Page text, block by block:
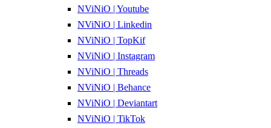
NViNiO | Youtube
NViNiO | Linkedin
NViNiO | TopKif
NViNiO | Instagram
NViNiO | Threads
NViNiO | Behance
NViNiO | Deviantart
NViNiO | TikTok